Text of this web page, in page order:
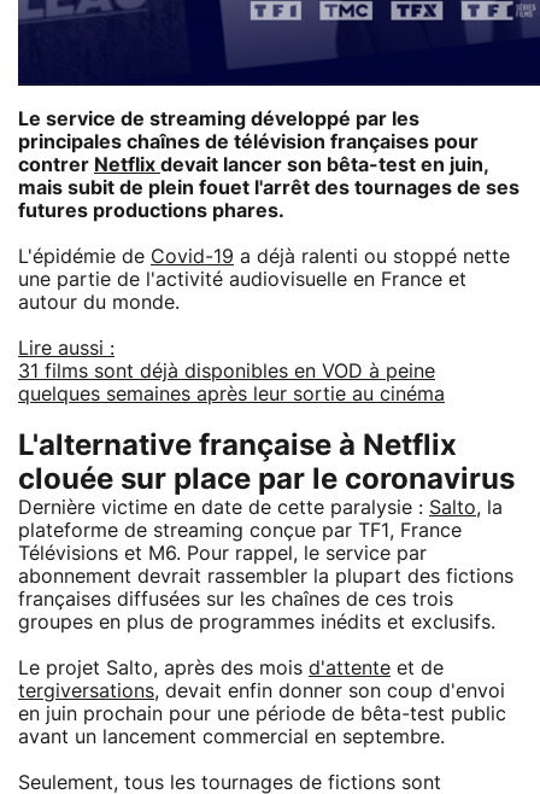
Le service de streaming développé par les
principales chaînes de télévision françaises pour
contrer Netflix devait lancer son bêta-test en juin,
mais subit de plein fouet l'arrêt des tournages de ses
futures productions phares.
L'épidémie de Covid-19 a déjà ralenti ou stoppé nette
une partie de l'activité audiovisuelle en France et
autour du monde.
Lire aussi :
31 films sont déjà disponibles en VOD à peine
quelques semaines après leur sortie au cinéma
L'alternative française à Netflix
clouée sur place par le coronavirus
Dernière victime en date de cette paralysie : Salto, la
plateforme de streaming conçue par TF1, France
Télévisions et M6. Pour rappel, le service par
abonnement devrait rassembler la plupart des fictions
françaises diffusées sur les chaînes de ces trois
groupes en plus de programmes inédits et exclusifs.
Le projet Salto, après des mois d'attente et de
tergiversations, devait enfin donner son coup d'envoi
en juin prochain pour une période de bêta-test public
avant un lancement commercial en septembre.
Seulement, tous les tournages de fictions sont